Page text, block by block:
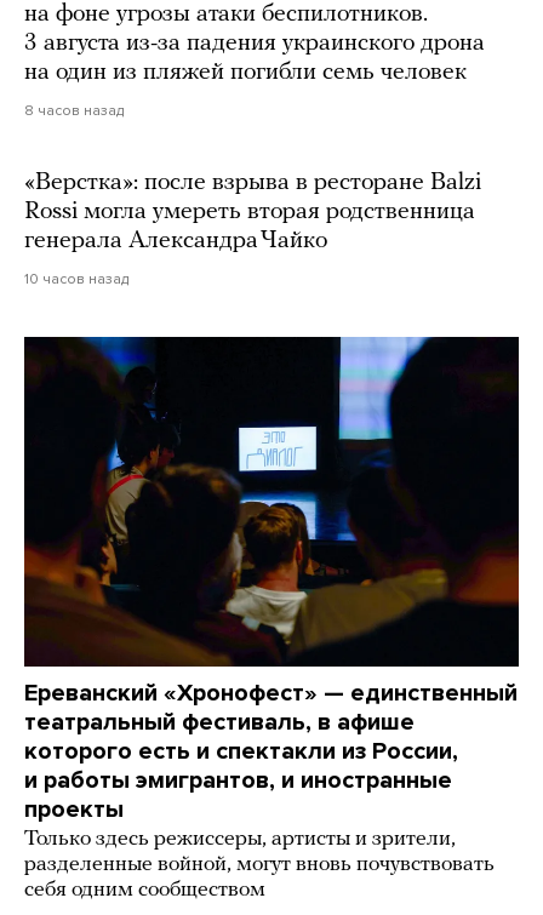
на фоне угрозы атаки беспилотников.
3 августа из-за падения украинского дрона
на один из пляжей погибли семь человек
8 часов назад
«Верстка»: после взрыва в ресторане Balzi
Rossi могла умереть вторая родственница
генерала Александра Чайко
10 часов назад
Ереванский «Хронофест» — единственный
театральный фестиваль, в афише
которого есть и спектакли из России,
и работы эмигрантов, и иностранные
проекты
Только здесь режиссеры, артисты и зрители,
разделенные войной, могут вновь почувствовать
себя одним сообществом